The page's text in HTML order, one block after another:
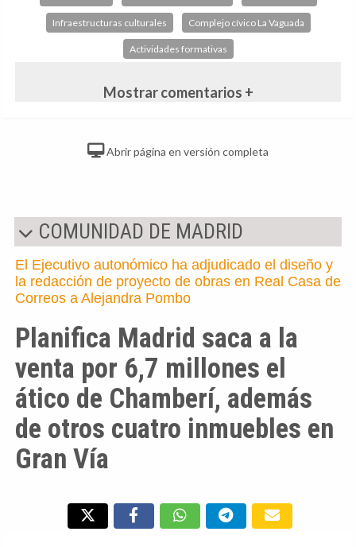
Infraestructuras culturales Complejo cívico La Vaguada
Actividades formativas
Mostrar comentarios +
Abrir página en versión completa
COMUNIDAD DE MADRID
El Ejecutivo autonómico ha adjudicado el diseño y
la redacción de proyecto de obras en Real Casa de
Correos a Alejandra Pombo
Planifica Madrid saca a la
venta por 6,7 millones el
ático de Chamberí, además
de otros cuatro inmuebles en
Gran Vía